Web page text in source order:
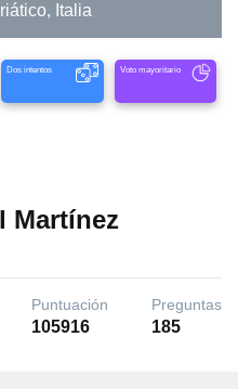
Italia
Dos intentos Voto mayoritario
Martínez
Puntuación
105916
Preguntas
185